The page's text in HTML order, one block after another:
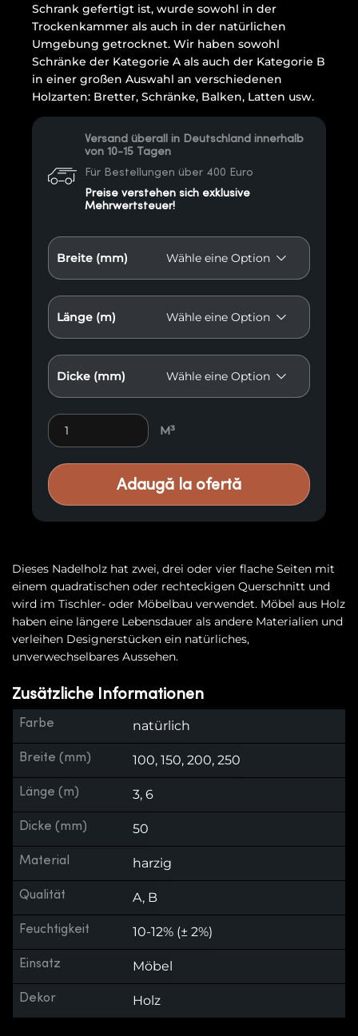
Schrank gefertigt ist, wurde sowohl in der
Trockenkammer als auch in der natürlichen
Umgebung getrocknet. Wir haben sowohl
Schränke der Kategorie A als auch der Kategorie B
in einer großen Auswahl an verschiedenen
Holzarten: Bretter, Schränke, Balken, Latten usw.
Versand überall in Deutschland innerhalb
von 10-15 Tagen
Für Bestellungen über 400 Euro
Preise verstehen sich exklusive
Mehrwertsteuer!
Breite (mm)
Länge (m)
Dicke (mm)
Trockener Nadelholz-Schrank Menge
M³
Adaugă la ofertă
Dieses Nadelholz hat zwei, drei oder vier flache Seiten mit
einem quadratischen oder rechteckigen Querschnitt und
wird im Tischler- oder Möbelbau verwendet. Möbel aus Holz
haben eine längere Lebensdauer als andere Materialien und
verleihen Designerstücken ein natürliches,
unverwechselbares Aussehen.
Zusätzliche Informationen
Farbe natürlich
Breite (mm) 100, 150, 200, 250
Länge (m) 3, 6
Dicke (mm) 50
Material harzig
Qualität A, B
Feuchtigkeit 10-12% (± 2%)
Einsatz Möbel
Dekor Holz